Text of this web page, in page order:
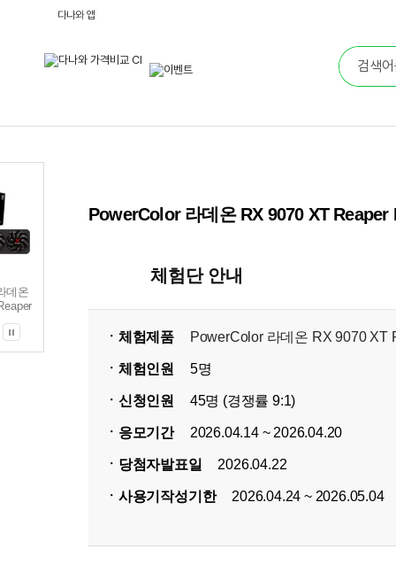
다나와 앱
데온
티에
PowerColor 라데온 RX 9070 XT
체험단 안내
ㆍ체험제품 PowerColor 라데온 RX 9070 XT
ㆍ체험인원 5명
ㆍ신청인원 45명 (경쟁률 9:1)
ㆍ응모기간 2026.04.14 ~ 2026.04.20
ㆍ당첨자발표일 2026.04.22
ㆍ사용기작성기한 2026.04.24 ~ 2026.05.04